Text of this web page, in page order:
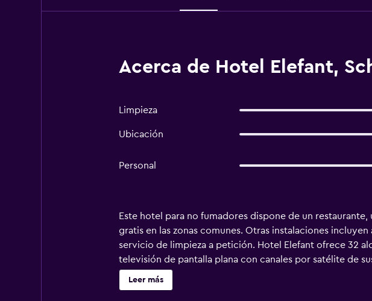
Acerca de Hotel Elefant,
Limpieza
Ubicación
Personal
Este hotel para no fumadores dispone de un
gratis en las zonas comunes. Otras instalaciones
servicio de limpieza a petición. Hotel Elefant ofrece 32
televisión de pantalla plana con canales por satélite de
gratuitos. Este hotel en Schwerin ofrece acceso a
teléfono. Es posible solicitar cambio de toallas y cambio
Leer más